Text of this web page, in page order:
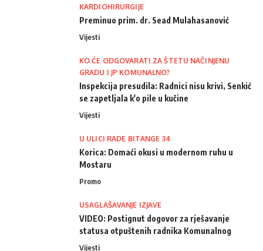
KARDIOHIRURGIJE
Preminuo prim. dr. Sead Mulahasanović
Vijesti
KO ĆE ODGOVARATI ZA ŠTETU NAČINJENU
GRADU I JP KOMUNALNO?
Inspekcija presudila: Radnici nisu krivi, Senkić
se zapetljala k'o pile u kučine
Vijesti
U ULICI RADE BITANGE 34
Korica: Domaći okusi u modernom ruhu u
Mostaru
Promo
USAGLAŠAVANJE IZJAVE
VIDEO: Postignut dogovor za rješavanje
statusa otpuštenih radnika Komunalnog
Vijesti